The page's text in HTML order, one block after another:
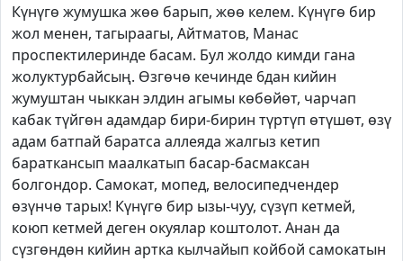
Күнүгө жумушка жөө барып, жөө келем. Күнүгө бир
жол менен, тагыраагы, Айтматов, Манас
проспектилеринде басам. Бул жолдо кимди гана
жолуктурбайсың. Өзгөчө кечинде 6дан кийин
жумуштан чыккан элдин агымы көбөйөт, чарчап
кабак түйгөн адамдар бири-бирин түртүп өтүшөт, өзү
адам батпай баратса аллеяда жалгыз кетип
бараткансып маалкатып басар-басмаксан
болгондор. Самокат, мопед, велосипедчендер
өзүнчө тарых! Күнүгө бир ызы-чуу, сүзүп кетмей,
коюп кетмей деген окуялар коштолот. Анан да
сүзгөндөн кийин артка кылчайып койбой самокатын